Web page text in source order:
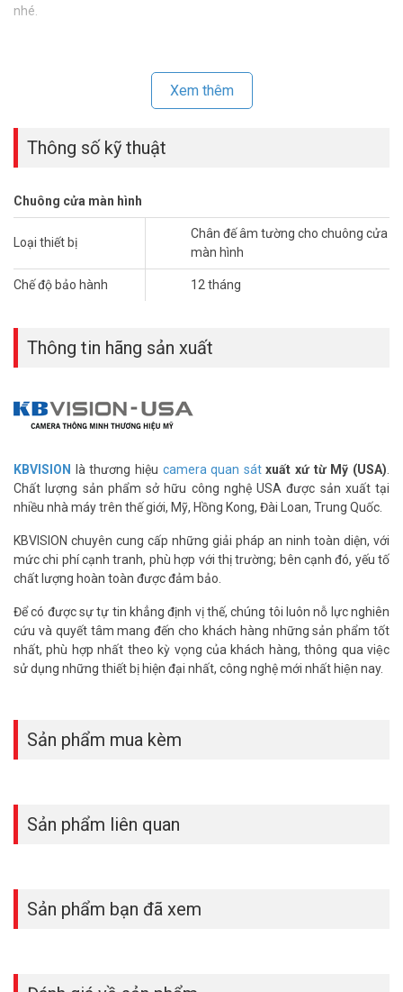
nhé.
Xem thêm
Thông số kỹ thuật
Chuông cửa màn hình
Loại thiết bị
Chân đế âm tường cho chuông cửa
màn hình
Chế độ bảo hành 12 tháng
Thông tin hãng sản xuất
KBVISION là thương hiệu camera quan sát xuất xứ từ Mỹ (USA)
Chất lượng sản phẩm sở hữu công nghệ USA được sản xuất tại
nhiều nhà máy trên thế giới, Mỹ, Hồng Kong, Đài Loan, Trung Quốc.
KBVISION chuyên cung cấp những giải pháp an ninh toàn diện, với
mức chi phí cạnh tranh, phù hợp với thị trường; bên cạnh đó, yếu tố
chất lượng hoàn toàn được đảm bảo.
Để có được sự tự tin khẳng định vị thế, chúng tôi luôn nỗ lực nghiên
cứu và quyết tâm mang đến cho khách hàng những sản phẩm tốt
nhất, phù hợp nhất theo kỳ vọng của khách hàng, thông qua việc
sử dụng những thiết bị hiện đại nhất, công nghệ mới nhất hiện nay.
Sản phẩm mua kèm
Sản phẩm liên quan
Sản phẩm bạn đã xem